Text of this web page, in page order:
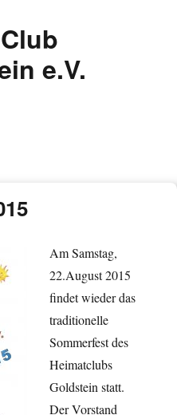
e.V.
Am Samstag,
22.August 2015
findet wieder das
traditionelle
Sommerfest des
Heimatclubs
Goldstein statt.
Der Vorstand